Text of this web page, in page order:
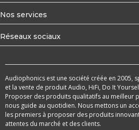
Nos services
Réseaux sociaux
Audiophonics est une société créée en 2005,
et la vente de produit Audio, HiFi, Do It
Proposer des produits qualitatifs au meilleur
nous guide au quotidien. Nous mettons un
les premiers à proposer des produits
attentes du marché et des clients.